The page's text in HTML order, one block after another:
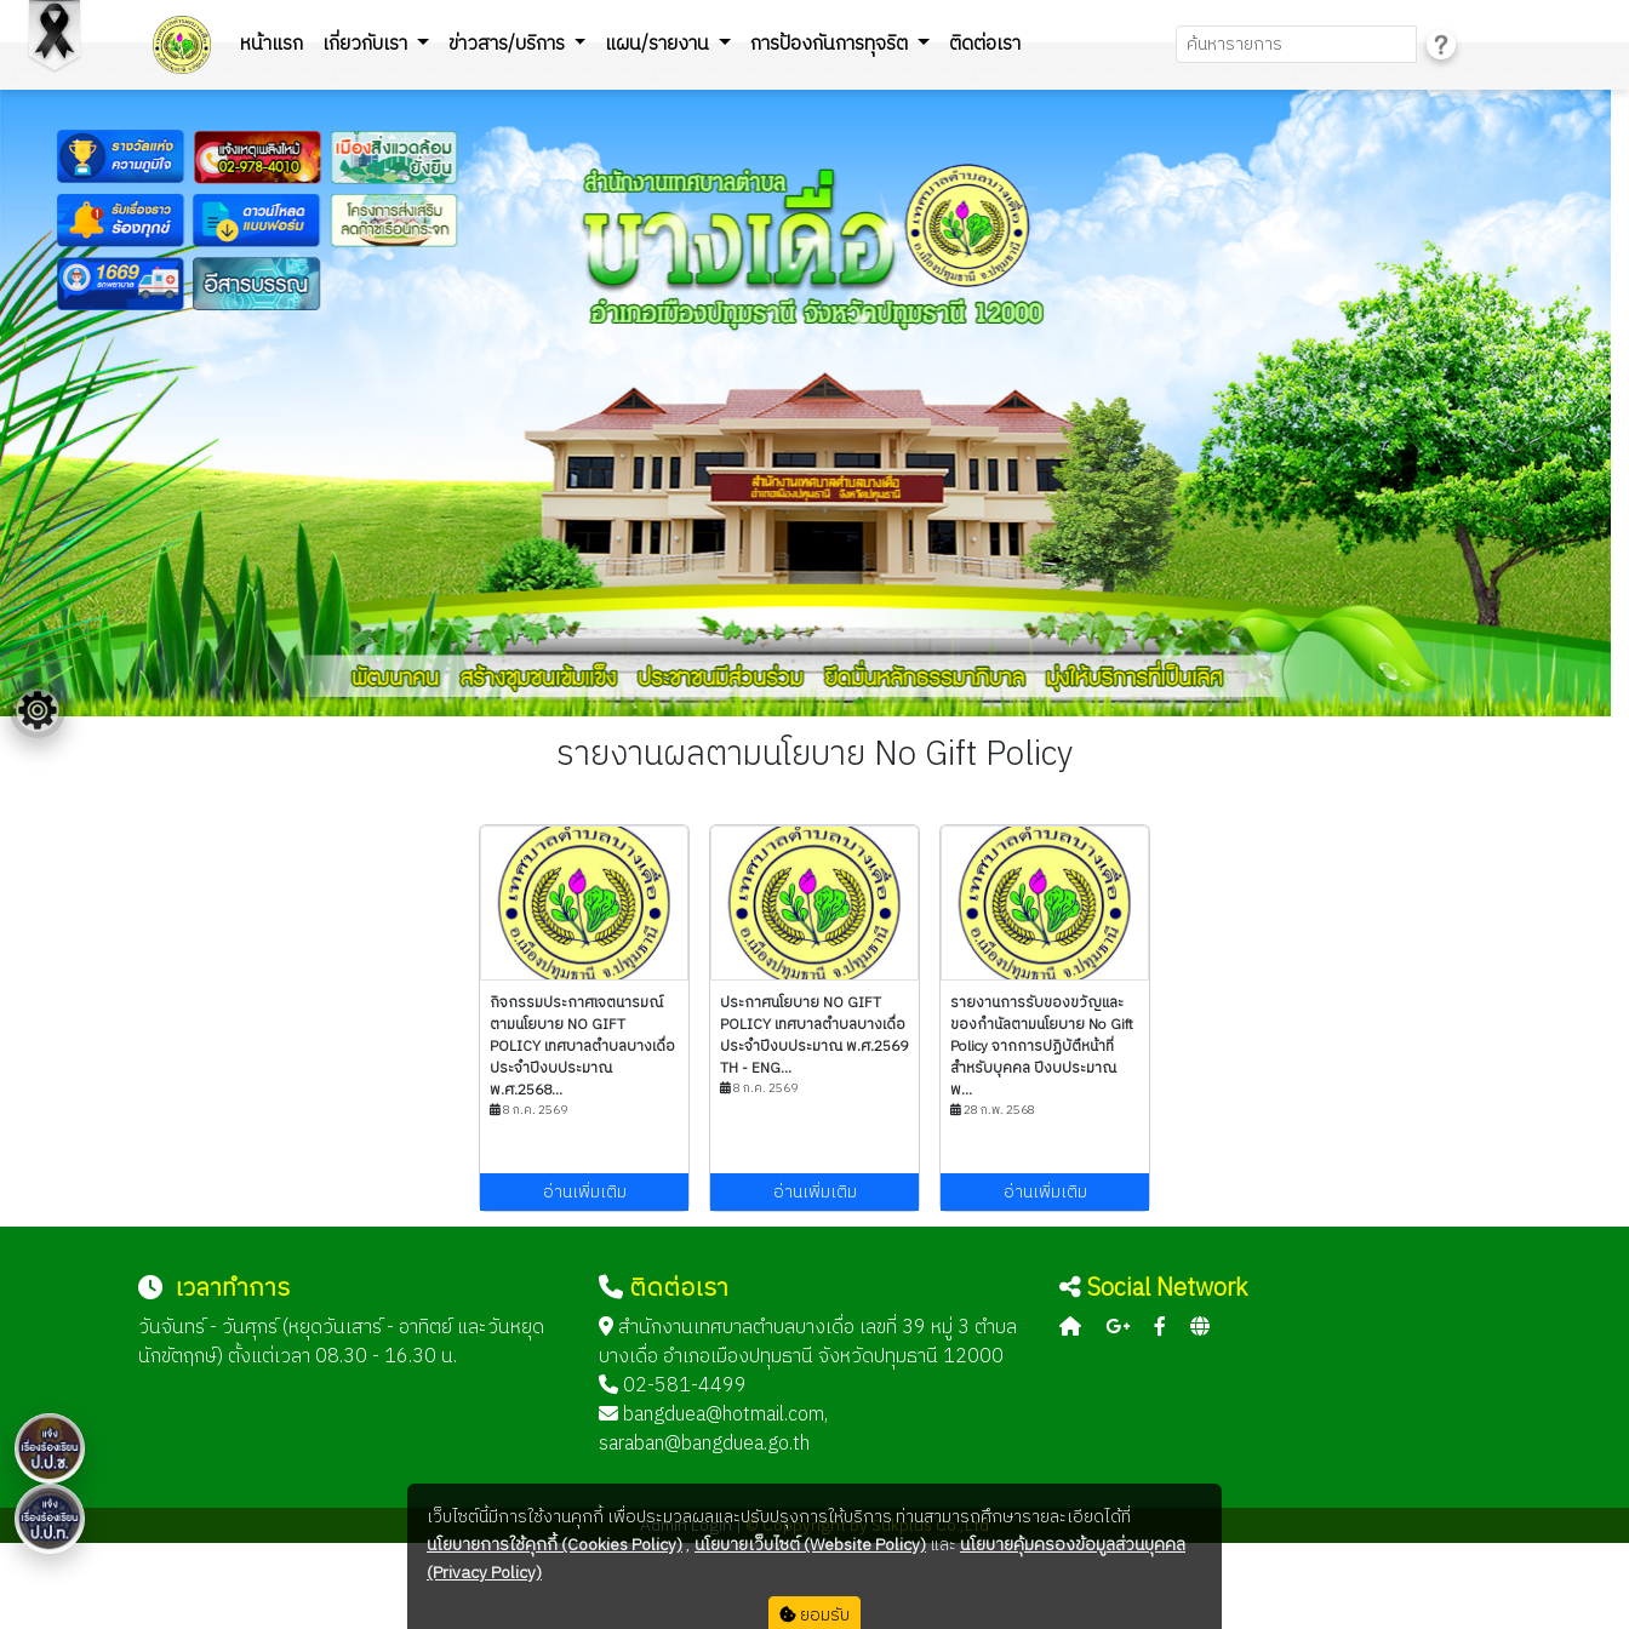
หน้าแรก เกี่ยวกับเรา ข่าวสาร/บริการ แผน/รายงาน การป้องกันการทุจริต ติดต่อเรา
รายงานผลตามนโยบาย No Gift Policy
กิจกรรมประกาศเจตนารมณ์
ตามนโยบาย NO GIFT
POLICY เทศบาลตำบลบางเดื่อ
ประจำปีงบประมาณ
พ.ศ.2568...
8 ก.ค. 2569
อ่านเพิ่มเติม
ประกาศนโยบาย NO GIFT
POLICY เทศบาลตำบลบางเดื่อ
ประจำปีงบประมาณ พ.ศ.2569
TH - ENG...
8 ก.ค. 2569
อ่านเพิ่มเติม
รายงานการรับของขวัญและ
ของกำนัลตามนโยบาย No Gift
Policy จากการปฏิบัตืหน้าที่
สำหรับบุคคล ปีงบประมาณ
พ...
28 ก.พ. 2568
อ่านเพิ่มเติม
เวลาทำการ
วันจันทร์ - วันศุกร์ (หยุดวันเสาร์ - อาทิตย์ และวันหยุด
นักขัตฤกษ์) ตั้งแต่เวลา 08.30 - 16.30 น.
ติดต่อเรา
สำนักงานเทศบาลตำบลบางเดื่อ เลขที่ 39 หมู่ 3 ตำบล
บางเดื่อ อำเภอเมืองปทุมธานี จังหวัดปทุมธานี 12000
02-581-4499
bangduea@hotmail.com,
saraban@bangduea.go.th
Social Network
Admin Login |© Coppyright by Sukplus Co.,Ltd
เว็บไซต์นี้มีการใช้งานคุกกี้ เพื่อประมวลผลและปรับปรุงการให้บริการ ท่านสามารถศึกษารายละเอียดได้ที่
นโยบายการใช้คุกกี้ (Cookies Policy),นโยบายเว็บไซต์ (Website Policy)และนโยบายคุ้มครองข้อมูลส่วนบุคคล
(Privacy Policy)
ยอมรับ